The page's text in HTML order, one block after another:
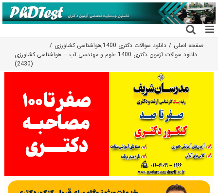
رفتن
به
محتوا
صفحه اصلی دانلود سوالات دکتری 1400 ,هواشناسی کشاورزی
دانلود سوالات آزمون دکتری 1400 علوم و مهندسی آب – هواشناسی کشاورزی
(2430)